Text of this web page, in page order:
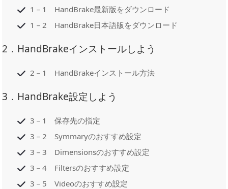
1－1 HandBrake最新版をダウンロード
1－2 HandBrake日本語版をダウンロード
2．HandBrakeインストールしよう
2－1 HandBrakeインストール方法
3．HandBrake設定しよう
3－1 保存先の指定
3－2 Symmaryのおすすめ設定
3－3 Dimensionsのおすすめ設定
3－4 Filtersのおすすめ設定
3－5 Videoのおすすめ設定